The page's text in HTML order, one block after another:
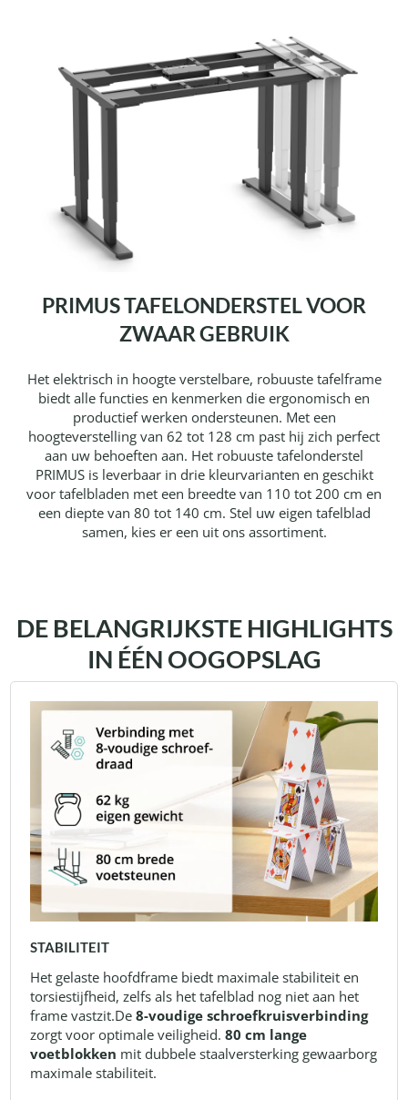
PRIMUS TAFELONDERSTEL VOOR
ZWAAR GEBRUIK
Het elektrisch in hoogte verstelbare, robuuste tafelframe
biedt alle functies en kenmerken die ergonomisch en
productief werken ondersteunen. Met een
hoogteverstelling van 62 tot 128 cm past hij zich perfect
aan uw behoeften aan. Het robuuste tafelonderstel
PRIMUS is leverbaar in drie kleurvarianten en geschikt
voor tafelbladen met een breedte van 110 tot 200 cm en
een diepte van 80 tot 140 cm. Stel uw eigen tafelblad
samen, kies er een uit ons assortiment.
DE BELANGRIJKSTE HIGHLIGHTS
IN ÉÉN OOGOPSLAG
STABILITEIT
Het gelaste hoofdframe biedt maximale stabiliteit en
torsiestijfheid, zelfs als het tafelblad nog niet aan het
frame vastzit.De8-voudige schroefkruisverbinding
zorgt voor optimale veiligheid.80 cm lange
voetblokken mit dubbele staalversterking gewaarborg
maximale stabiliteit.